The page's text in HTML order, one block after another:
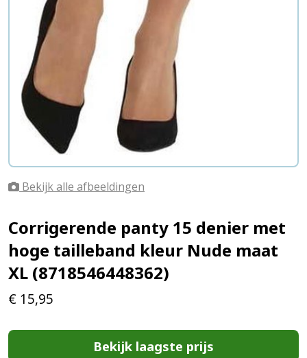
Bekijk alle afbeeldingen
Corrigerende panty 15 denier met
hoge tailleband kleur Nude maat
XL (8718546448362)
€ 15,95
Bekijk laagste prijs